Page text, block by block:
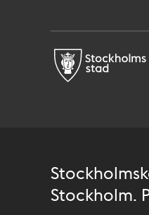
Stockholm.